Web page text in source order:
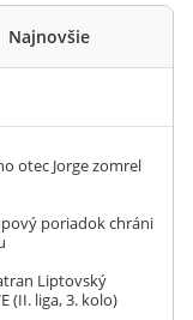
Najnovšie
otec Jorge zomrel
poriadok chráni
Liptovský
(II. liga, 3. kolo)